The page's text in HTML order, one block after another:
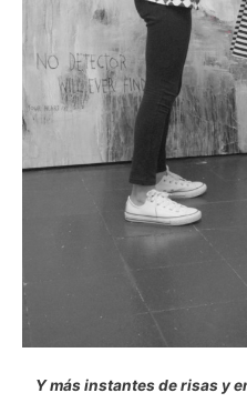
Y más instantes de risas y